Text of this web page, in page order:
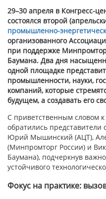
29–30 апреля в Конгресс-
состоялся второй
промышленно-
организованного
при поддержке
Баумана. Два дня
одной площадке
промышленности, науки,
компаний, которые
будущем, а создавать его
С приветственным словом
обратились
Юрий Мышинский (АЦТ),
(Минпромторг России) и
Баумана), подчеркнув
устойчивого
Фокус на практике: